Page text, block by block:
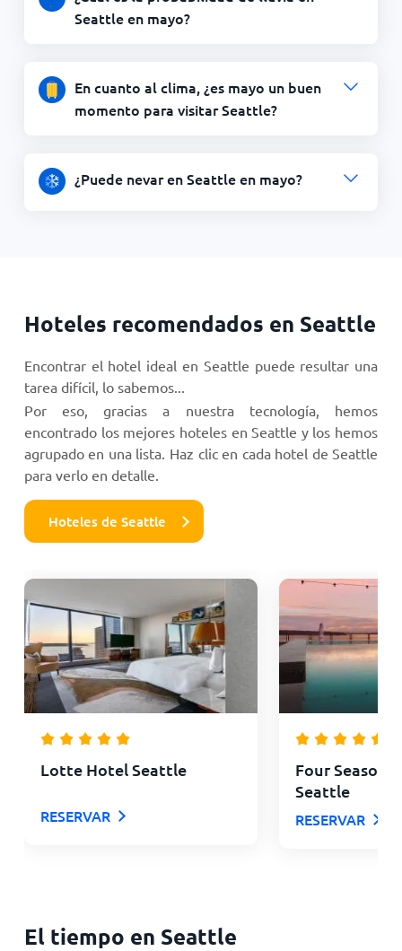
Seattle en mayo?
En cuanto al clima, ¿es mayo un buen
momento para visitar Seattle?
¿Puede nevar en Seattle en mayo?
Hoteles recomendados en Seattle
Encontrar el hotel ideal en Seattle puede resultar una
tarea difícil, lo sabemos...
Por eso, gracias a nuestra tecnología, hemos
encontrado los mejores hoteles en Seattle y los hemos
agrupado en una lista. Haz clic en cada hotel de Seattle
para verlo en detalle.
Hoteles de Seattle
Lotte Hotel Seattle
RESERVAR
Four
Seattle
RESERVAR
El tiempo en Seattle